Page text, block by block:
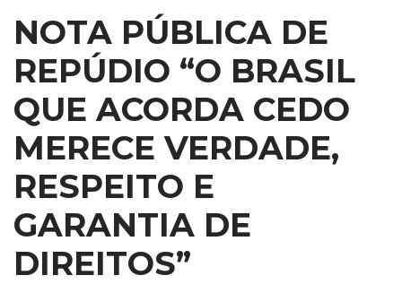
NOTA PÚBLICA DE
REPÚDIO “O BRASIL
QUE ACORDA CEDO
MERECE VERDADE,
RESPEITO E
GARANTIA DE
DIREITOS”